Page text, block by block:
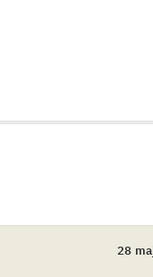
28